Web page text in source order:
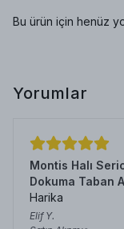
Bu ürün için henüz
Yorumlar
Montis Halı
Dokuma Taban
Harika
Elif Y.